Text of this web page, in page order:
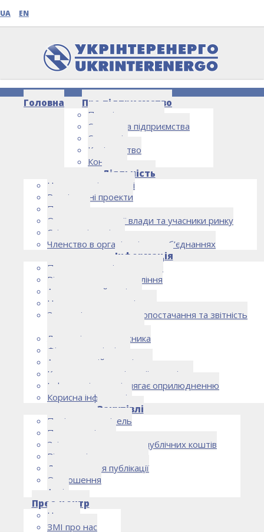
UA EN
Головна
Про підприємство
Про підприємство
Структура підприємства
Стратегія
Керівництво
Контакти
Діяльність
Напрямки діяльності
Реалізовані проекти
Партнери
Органи державної влади та учасники ринку
Спільна діяльність
Членство в організаціях та об’єднаннях
Інформація
Правоустановчі документи
Рішення органу управління
Аудиторський комітет
Нормативно-правові акти
Загальні умови електропостачання та звітність
Лист очікувань власника
Фінансова звітність
Антикорупційна політика
Кодекс етики та ділової поведінки
Інформація, що підлягає оприлюдненню
Корисна інформація
Закупівлі
Політика закупівель
План закупівель
Звіт про використання публічних коштів
Відомості про договори
Договори для публікації
Оголошення
Архів
Прес-центр
Новини
ЗМІ про нас
НОВИНИ